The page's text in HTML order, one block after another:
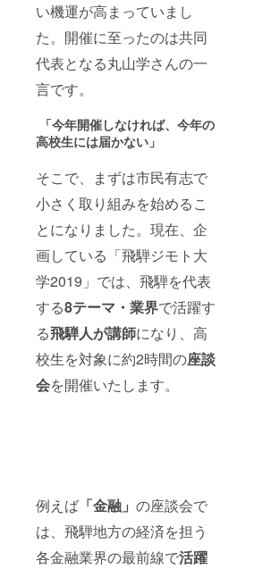
い機運が高まっていまし
た。開催に至ったのは共同
代表となる丸山学さんの一
言です。
「今年開催しなければ、今年の
高校生には届かない」
そこで、まずは市民有志で
小さく取り組みを始めるこ
とになりました。現在、企
画している「飛騨ジモト大
学2019」では、飛騨を代表
する8テーマ・業界で活躍す
る飛騨人が講師になり、高
校生を対象に約2時間の座談
会を開催いたします。
例えば 「金融」 の座談会で
は、飛騨地方の経済を担う
各金融業界の最前線で活躍